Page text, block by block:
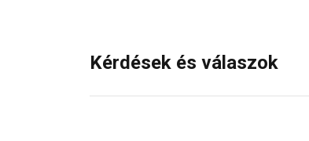
Kérdések és válaszok